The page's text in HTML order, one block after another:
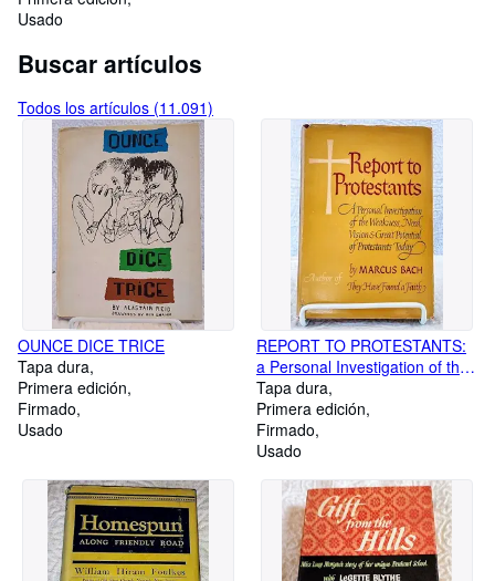
Usado
Buscar artículos
Todos los artículos (11.091)
OUNCE DICE TRICE
Tapa dura
Primera edición
Firmado
Usado
REPORT TO PROTESTANTS:
a Personal Investigation of the
Weakness, Need, Vision and
Great Potential of Protestants
Today
Tapa dura
Primera edición
Firmado
Usado